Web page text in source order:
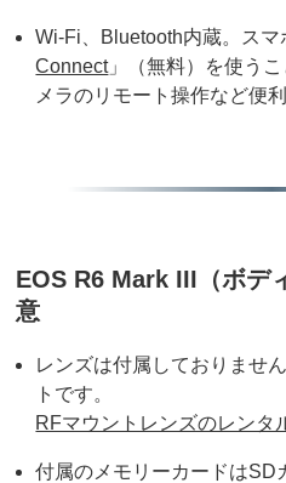
Wi-Fi、Bluetooth内蔵。スマ
Connect」（無料）を使う
メラのリモート操作など便
EOS R6 Mark III（ボデ
意
レンズは付属しておりませ
トです。
RFマウントレンズのレンタ
付属のメモリーカードはSD